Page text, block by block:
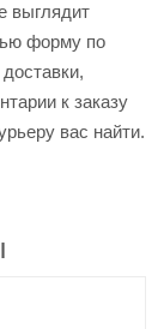
выглядит
форму по
к заказу
вас найти.